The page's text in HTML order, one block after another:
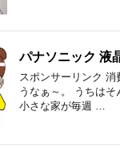
パナソニック 液
スポンサーリンク
うなぁ～。 うちは
小さな家が毎週 …